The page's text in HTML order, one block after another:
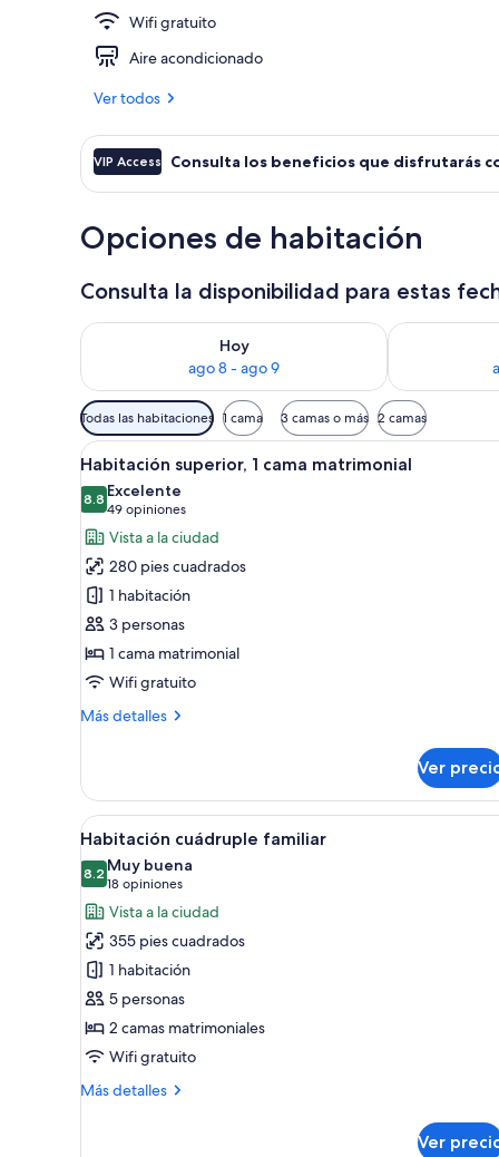
Wifi gratuito
Aire acondicionado
Ver todos
VIP Access Consulta los beneficios que disfrutarás
Opciones de habitación
Consulta la disponibilidad para estas
Hoy
ago 8 - ago 9
Consulta la disponibilidad para hoy ago 8 - ago 9
Consulta la
Filtros
disponibles
para
las
habitaciones
Todas las habitaciones 1 cama 3 camas o más 2 camas
Abrir
todas
las
fotos
de
Habitación
superior,
1
cama
matrimonial
Habitación de hotel con
5
Habitación superior, 1 cama matrimonial
8.88.8 de 10
Excelente
49 opiniones
(49
opiniones)
Vista a la ciudad
280 pies cuadrados
1 habitación
3 personas
1 cama matrimonial
Wifi gratuito
Más detalles
Más
superior,
cama
matrimonial
Ver
Abrir
todas
las
fotos
de
Habitación
cuádruple
familiar
Habitación cuádruple
7
Habitación cuádruple familiar
8.28.2 de 10
Muy buena
18 opiniones
(18
opiniones)
Vista a la ciudad
355 pies cuadrados
1 habitación
5 personas
2 camas matrimoniales
Wifi gratuito
Más detalles
Más
Ver